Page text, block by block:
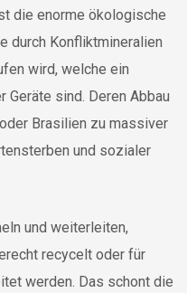
die enorme ökologische
durch Konfliktmineralien
wird, welche ein
sind. Deren Abbau
Brasilien zu massiver
und sozialer
und weiterleiten,
recycelt oder für
werden. Das schont die